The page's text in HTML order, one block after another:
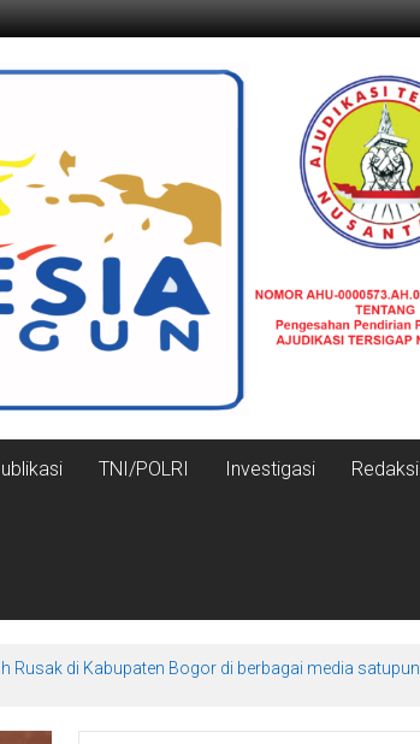
TNI/POLRI Investigasi Redaksi
Rusak di Kabupaten Bogor di berbagai media satupun